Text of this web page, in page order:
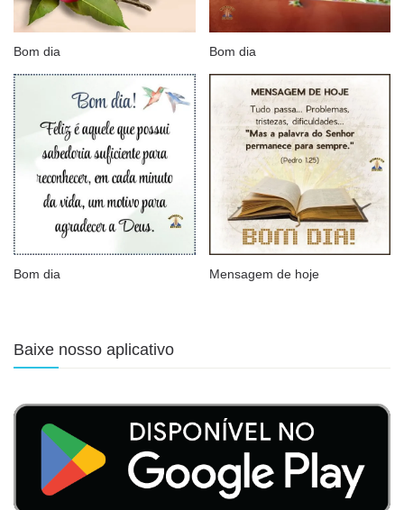
Bom dia Bom dia
Bom dia Mensagem de hoje
Baixe nosso aplicativo